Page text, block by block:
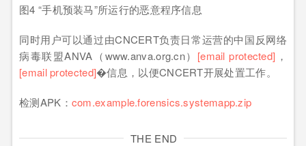
图4 “手机预装马”所运行的恶意程序信息
同时用户可以通过由CNCERT负责日常运营的中国反网络
病毒联盟ANVA（www.anva.org.cn） [email protected] ，
[email protected]�信息，以便CNCERT开展处置工作。
检测APK： com.example.forensics.systemapp.zip
THE END